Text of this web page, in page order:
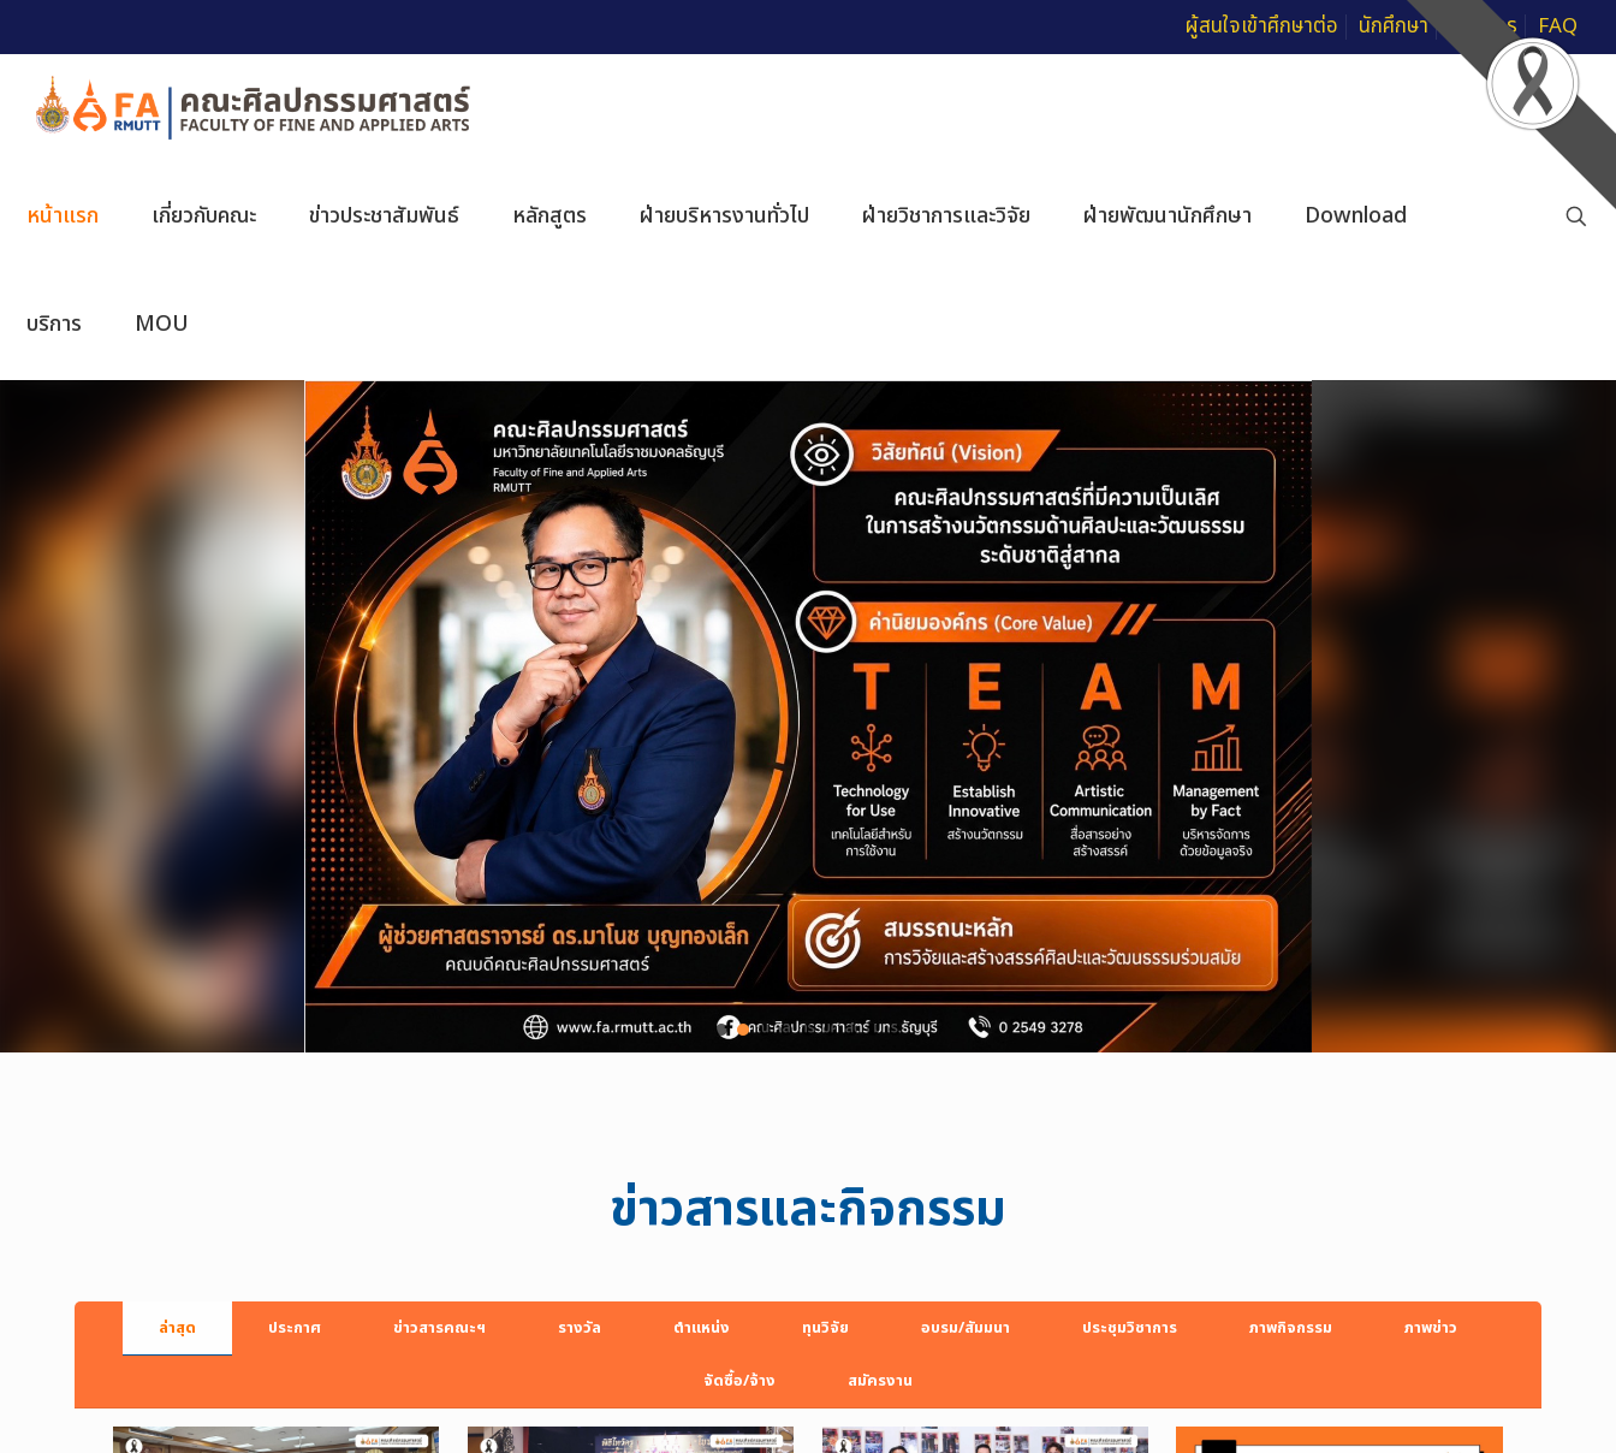
ผู้สนใจเข้าศึกษาต่อ นักศึกษา บุคลากร FAQ
หน้าแรก เกี่ยวกับคณะ ข่าวประชาสัมพันธ์ หลักสูตร ฝ่ายบริหารงานทั่วไป ฝ่ายวิชาการและวิจัย ฝ่ายพัฒนานักศึกษา Download
บริการ MOU
ข่าวสารและกิจกรรม
ล่าสุด ประกาศ ข่าวสารคณะฯ รางวัล ตำแหน่ง ทุนวิจัย อบรม/สัมมนา ประชุมวิชาการ ภาพกิจกรรม ภาพข่าว
จัดซื้อ/จ้าง สมัครงาน